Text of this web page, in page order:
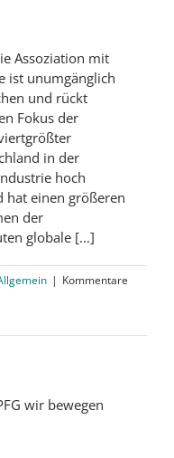
Assoziation mit
ist unumgänglich
und rückt
Fokus der
in der
hoch
hat einen größeren
der
globale [...]
| Kommentare